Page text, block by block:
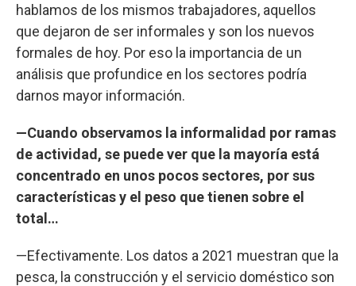
hablamos de los mismos trabajadores, aquellos
que dejaron de ser informales y son los nuevos
formales de hoy. Por eso la importancia de un
análisis que profundice en los sectores podría
darnos mayor información.
—Cuando observamos la informalidad por ramas
de actividad, se puede ver que la mayoría está
concentrado en unos pocos sectores, por sus
características y el peso que tienen sobre el
total…
—Efectivamente. Los datos a 2021 muestran que la
pesca, la construcción y el servicio doméstico son